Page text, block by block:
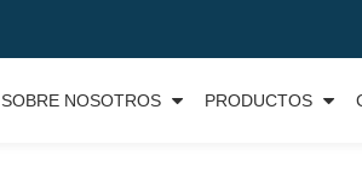
SOBRE NOSOTROS PRODUCTOS